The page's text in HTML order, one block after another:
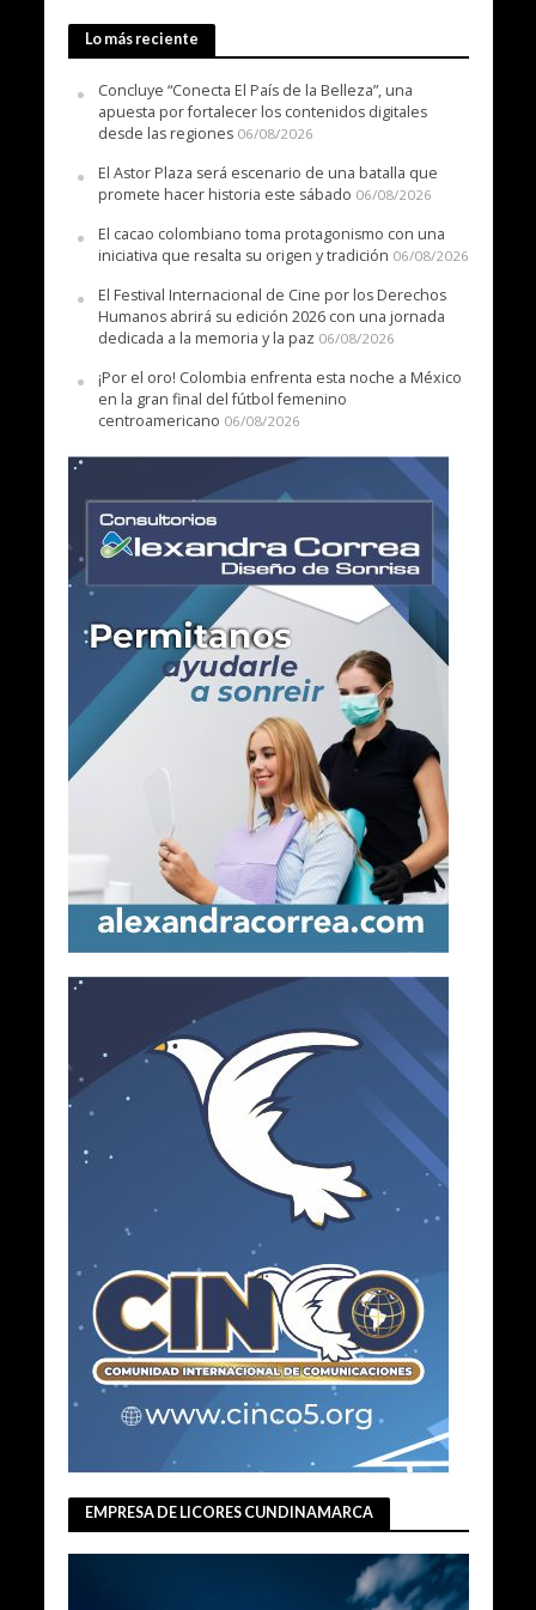
Lo más reciente
Concluye “Conecta El País de la Belleza”, una
apuesta por fortalecer los contenidos digitales
desde las regiones 06/08/2026
El Astor Plaza será escenario de una batalla que
promete hacer historia este sábado 06/08/2026
El cacao colombiano toma protagonismo con una
iniciativa que resalta su origen y tradición 06/08/2026
El Festival Internacional de Cine por los Derechos
Humanos abrirá su edición 2026 con una jornada
dedicada a la memoria y la paz 06/08/2026
¡Por el oro! Colombia enfrenta esta noche a México
en la gran final del fútbol femenino
centroamericano 06/08/2026
EMPRESA DE LICORES CUNDINAMARCA